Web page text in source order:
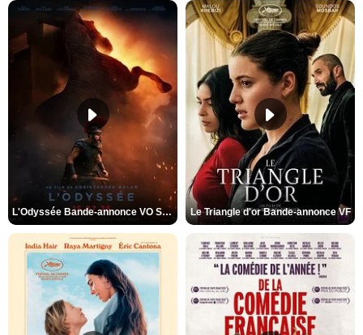
L'Odyssée Bande-annonce VO STFR Le Triangle d'or Bande-annonce VF